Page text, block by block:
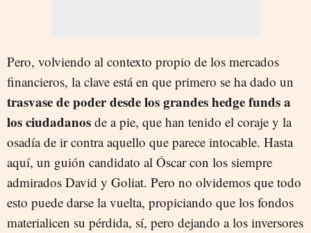
Pero, volviendo al contexto propio de los mercados
financieros, la clave está en que primero se ha dado un
trasvase de poder desde los grandes hedge funds a
los ciudadanos de a pie, que han tenido el coraje y la
osadía de ir contra aquello que parece intocable. Hasta
aquí, un guión candidato al Óscar con los siempre
admirados David y Goliat. Pero no olvidemos que todo
esto puede darse la vuelta, propiciando que los fondos
materialicen su pérdida, sí, pero dejando a los inversores